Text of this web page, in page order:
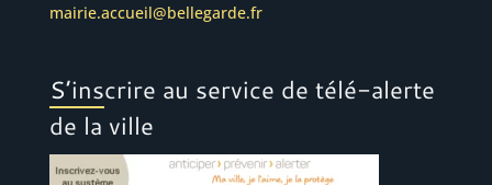
mairie.accueil@bellegarde.fr
S’inscrire au service de télé-alerte
de la ville